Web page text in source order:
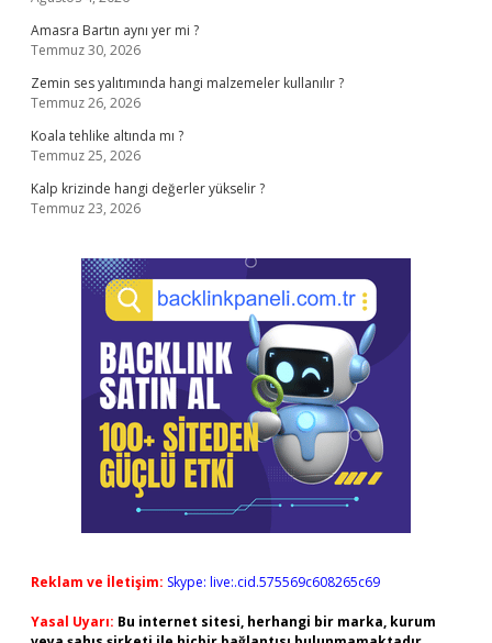
Amasra Bartın aynı yer mi ?
Temmuz 30, 2026
Zemin ses yalıtımında hangi malzemeler kullanılır ?
Temmuz 26, 2026
Koala tehlike altında mı ?
Temmuz 25, 2026
Kalp krizinde hangi değerler yükselir ?
Temmuz 23, 2026
Reklam ve İletişim: Skype: live:.cid.575569c608265c69
Yasal Uyarı: Bu internet sitesi, herhangi bir marka, kurum